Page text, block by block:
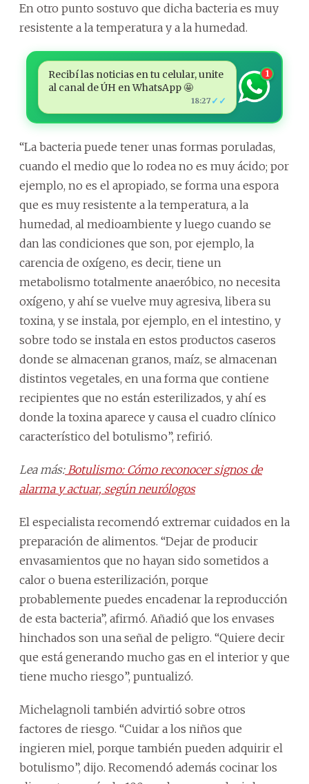
En otro punto sostuvo que dicha bacteria es muy
resistente a la temperatura y a la humedad.
Recibí las noticias en tu celular, unite
al canal de ÚH en WhatsApp 🤩
18:27 ✓✓
1
“La bacteria puede tener unas formas poruladas,
cuando el medio que lo rodea no es muy ácido; por
ejemplo, no es el apropiado, se forma una espora
que es muy resistente a la temperatura, a la
humedad, al medioambiente y luego cuando se
dan las condiciones que son, por ejemplo, la
carencia de oxígeno, es decir, tiene un
metabolismo totalmente anaeróbico, no necesita
oxígeno, y ahí se vuelve muy agresiva, libera su
toxina, y se instala, por ejemplo, en el intestino, y
sobre todo se instala en estos productos caseros
donde se almacenan granos, maíz, se almacenan
distintos vegetales, en una forma que contiene
recipientes que no están esterilizados, y ahí es
donde la toxina aparece y causa el cuadro clínico
característico del botulismo”, refirió.
Lea más:Botulismo: Cómo reconocer signos de
alarma y actuar, según neurólogos
El especialista recomendó extremar cuidados en la
preparación de alimentos. “Dejar de producir
envasamientos que no hayan sido sometidos a
calor o buena esterilización, porque
probablemente puedes encadenar la reproducción
de esta bacteria”, afirmó. Añadió que los envases
hinchados son una señal de peligro. “Quiere decir
que está generando mucho gas en el interior y que
tiene mucho riesgo”, puntualizó.
Michelagnoli también advirtió sobre otros
factores de riesgo. “Cuidar a los niños que
ingieren miel, porque también pueden adquirir el
botulismo”, dijo. Recomendó además cocinar los